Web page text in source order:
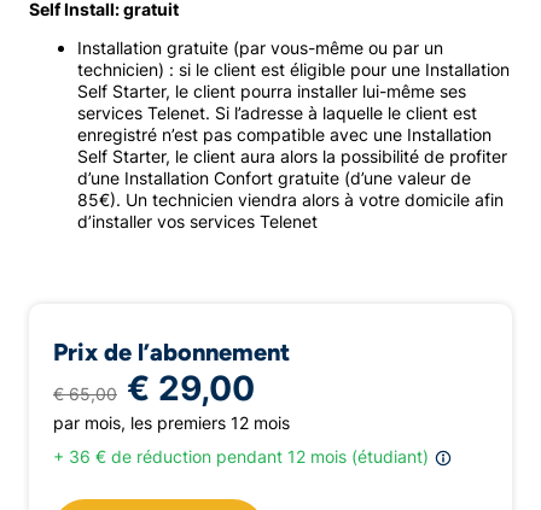
Self Install: gratuit
Installation gratuite (par vous-même ou par un
technicien) : si le client est éligible pour une Installation
Self Starter, le client pourra installer lui-même ses
services Telenet. Si l’adresse à laquelle le client est
enregistré n’est pas compatible avec une Installation
Self Starter, le client aura alors la possibilité de profiter
d’une Installation Confort gratuite (d’une valeur de
85€). Un technicien viendra alors à votre domicile afin
d’installer vos services Telenet
Prix de l’abonnement
€ 65,00 € 29,00
par mois, les premiers 12 mois
+ 36 € de réduction pendant 12 mois (étudiant)